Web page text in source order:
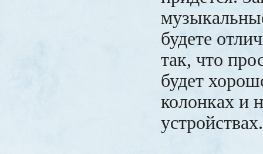
будете
так, что
будет
колонках и